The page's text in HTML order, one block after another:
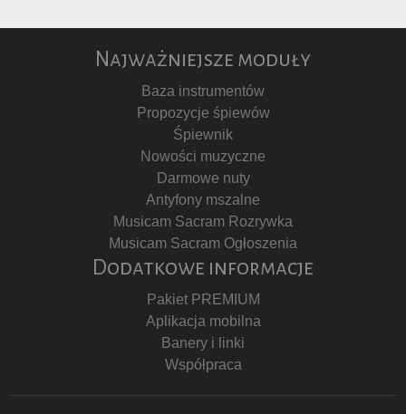
Najważniejsze moduły
Baza instrumentów
Propozycje śpiewów
Śpiewnik
Nowości muzyczne
Darmowe nuty
Antyfony mszalne
Musicam Sacram Rozrywka
Musicam Sacram Ogłoszenia
Dodatkowe informacje
Pakiet PREMIUM
Aplikacja mobilna
Banery i linki
Współpraca